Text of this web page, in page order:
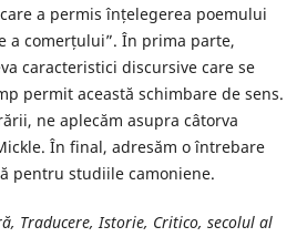
a permis înțelegerea poemului
a comerțului”. În prima parte,
caracteristici discursive care se
permit această schimbare de sens.
ne aplecăm asupra câtorva
În final, adresăm o întrebare
pentru studiile camoniene.
Traducere, Istorie, Critico, secolul al